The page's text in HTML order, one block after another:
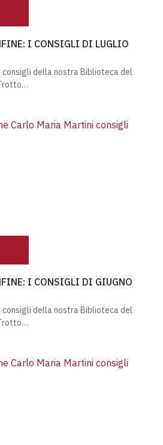
I CONSIGLI DI LUGLIO
consigli della nostra Biblioteca del
I CONSIGLI DI GIUGNO
consigli della nostra Biblioteca del